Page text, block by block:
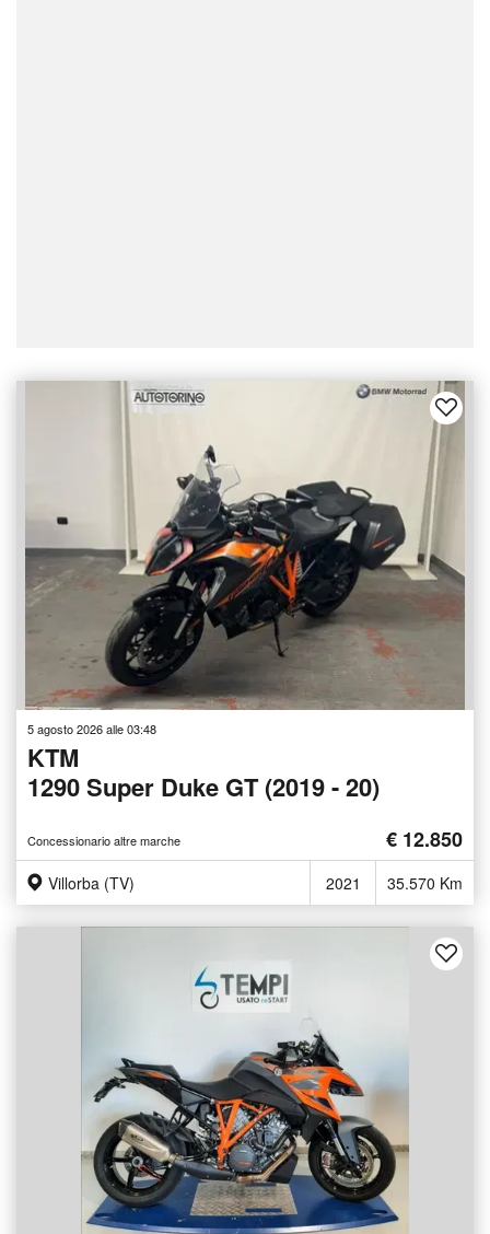
5 agosto 2026 alle 03:48
KTM
1290 Super Duke GT (2019 - 20)
Concessionario altre marche € 12.850
Villorba (TV) 2021 35.570 Km